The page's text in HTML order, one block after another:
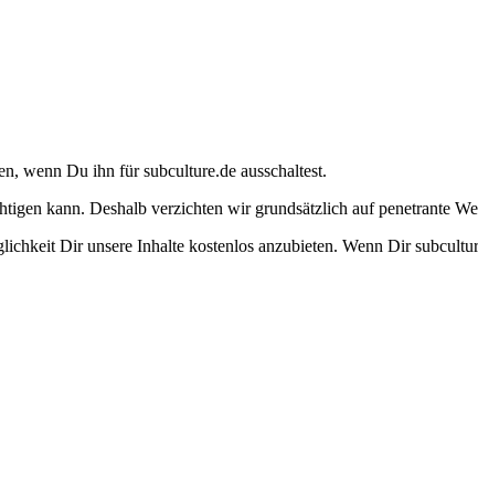
wenn Du ihn für subculture.de ausschaltest.
kann. Deshalb verzichten wir grundsätzlich auf penetrante
Dir unsere Inhalte kostenlos anzubieten. Wenn Dir